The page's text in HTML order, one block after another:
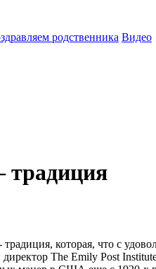
родственника Видео
традиция
которая, что с
директор The Emily Post